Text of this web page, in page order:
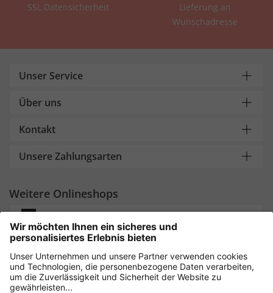
SSL Datensicherheit
Lieferung an
Wunschadresse
Unser Service
Über uns
Kontakt
Unsere Zahlungsarten
Weitere Onlineshops
Deutschland
Sicher einkaufen mit